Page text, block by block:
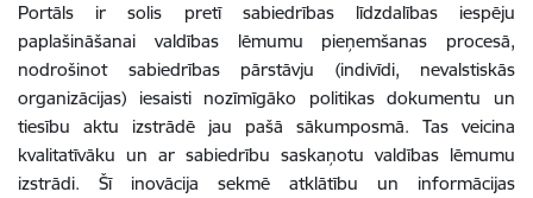
Portāls ir solis pretī sabiedrības līdzdalības iespēju
paplašināšanai valdības lēmumu pieņemšanas procesā,
nodrošinot sabiedrības pārstāvju (indivīdi, nevalstiskās
organizācijas) iesaisti nozīmīgāko politikas dokumentu un
tiesību aktu izstrādē jau pašā sākumposmā. Tas veicina
kvalitatīvāku un ar sabiedrību saskaņotu valdības lēmumu
izstrādi. Šī inovācija sekmē atklātību un informācijas